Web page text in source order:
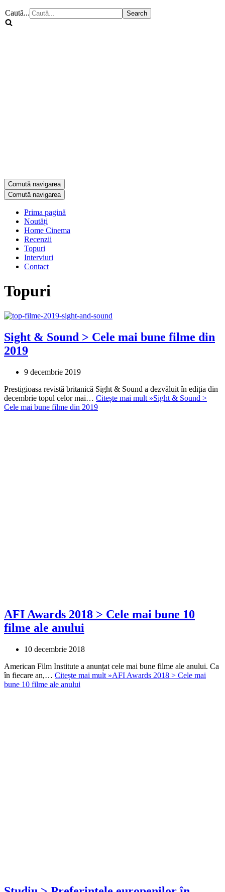
Caută...
Comută navigarea
Comută navigarea
Prima pagină
Noutăți
Home Cinema
Recenzii
Topuri
Interviuri
Contact
Topuri
Sight & Sound > Cele mai bune filme din
2019
9 decembrie 2019
Prestigioasa revistă britanică Sight & Sound a dezvăluit în ediția din
decembrie topul celor mai… Citește mai mult »Sight & Sound >
Cele mai bune filme din 2019
AFI Awards 2018 > Cele mai bune 10
filme ale anului
10 decembrie 2018
American Film Institute a anunțat cele mai bune filme ale anului. Ca
în fiecare an,… Citește mai mult »AFI Awards 2018 > Cele mai
bune 10 filme ale anului